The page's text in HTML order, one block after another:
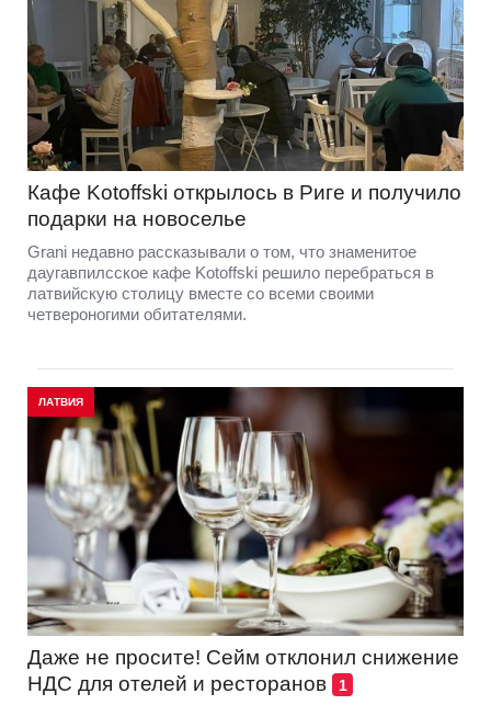
Кафе Kotoffski открылось в Риге и получило
подарки на новоселье
Grani недавно рассказывали о том, что знаменитое
даугавпилсское кафе Kotoffski решило перебраться в
латвийскую столицу вместе со всеми своими
четвероногими обитателями.
ЛАТВИЯ
Даже не просите! Cейм отклонил снижение
НДС для отелей и ресторанов
1